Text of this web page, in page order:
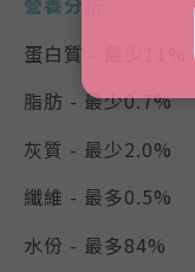
蛋白質 - 最少11%
脂肪 - 最少0.7%
灰質 - 最少2.0%
纖維 - 最多0.5%
水份 - 最多84%